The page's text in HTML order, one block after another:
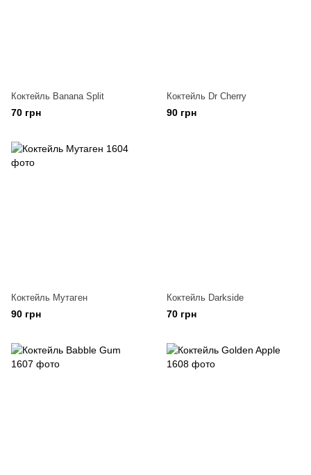
Коктейль Banana Split
70 грн
Коктейль Dr Cherry
90 грн
Коктейль Мутаген
90 грн
Коктейль Darkside
70 грн